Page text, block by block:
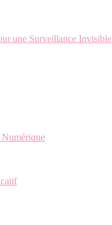
une Surveillance Invisible
Numérique